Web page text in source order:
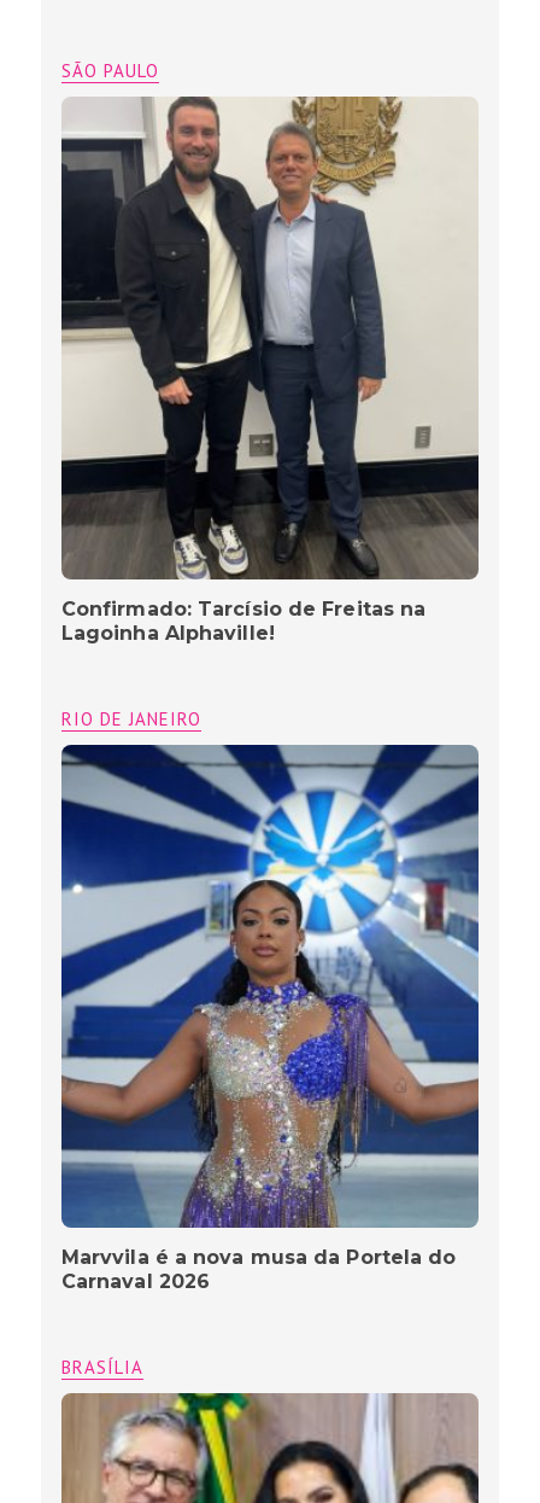
SÃO PAULO
Confirmado: Tarcísio de Freitas na
Lagoinha Alphaville!
RIO DE JANEIRO
Marvvila é a nova musa da Portela do
Carnaval 2026
BRASÍLIA